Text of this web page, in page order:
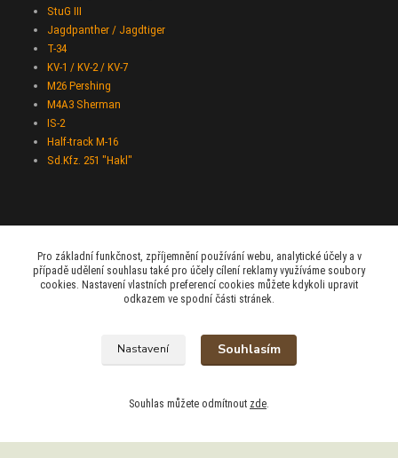
StuG III
Jagdpanther / Jagdtiger
T-34
KV-1 / KV-2 / KV-7
M26 Pershing
M4A3 Sherman
IS-2
Half-track M-16
Sd.Kfz. 251 "Hakl"
Beami-Trade
admin@beami-trade.cz
Pro základní funkčnost, zpříjemnění používání webu, analytické účely a v
případě udělení souhlasu také pro účely cílení reklamy využíváme soubory
cookies. Nastavení vlastních preferencí cookies můžete kdykoli upravit
odkazem ve spodní části stránek.
Nastavení Souhlasím
Souhlas můžete odmítnout zde.